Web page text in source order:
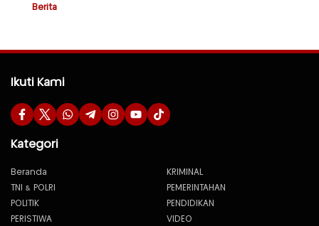
Berita
Ikuti Kami
Kategori
Beranda
KRIMINAL
TNI & POLRI
PEMERINTAHAN
POLITIK
PENDIDIKAN
PERISTIWA
VIDEO